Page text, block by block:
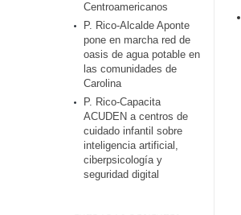
Centroamericanos
P. Rico-Alcalde Aponte
pone en marcha red de
oasis de agua potable en
las comunidades de
Carolina
P. Rico-Capacita
ACUDEN a centros de
cuidado infantil sobre
inteligencia artificial,
ciberpsicología y
seguridad digital